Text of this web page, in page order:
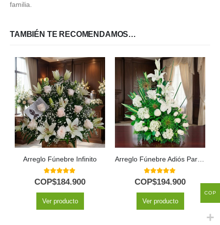
familia.
TAMBIÉN TE RECOMENDAMOS…
Arreglo Fúnebre Infinito
5.00out of 5
COP$184.900
Ver producto
Arreglo Fúnebre Adiós Para Siempre
5.00out of 5
COP$194.900
Ver producto
COP